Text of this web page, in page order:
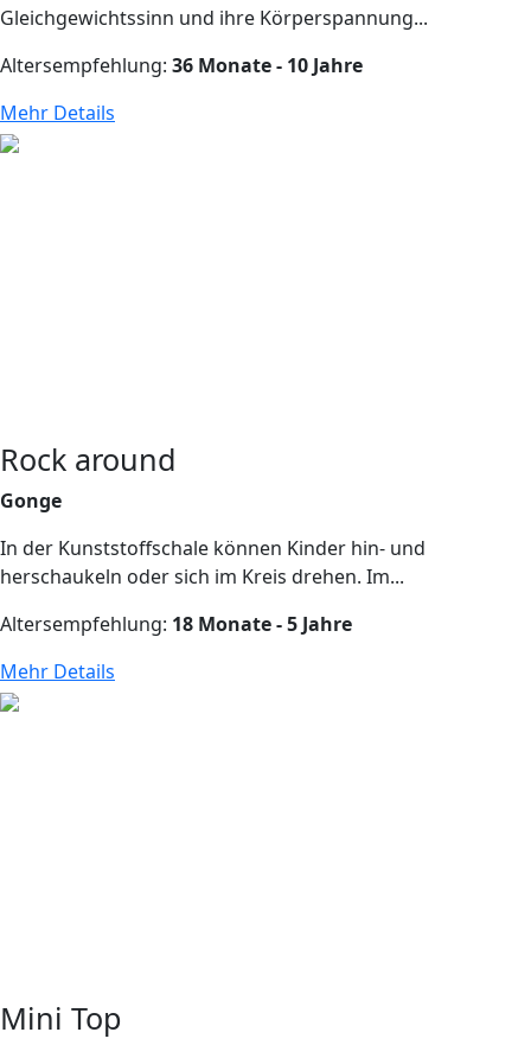
Gleichgewichtssinn und ihre Körperspannung...
Altersempfehlung: 36 Monate - 10 Jahre
Mehr Details
Rock around
Gonge
In der Kunststoffschale können Kinder hin- und
herschaukeln oder sich im Kreis drehen. Im...
Altersempfehlung: 18 Monate - 5 Jahre
Mehr Details
Mini Top